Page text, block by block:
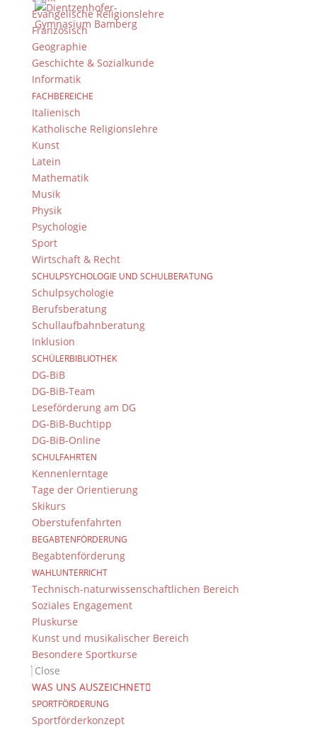
Evangelische Religionslehre
Französisch
Geographie
Geschichte & Sozialkunde
Informatik
FACHBEREICHE
Italienisch
Katholische Religionslehre
Kunst
Latein
Mathematik
Musik
Physik
Psychologie
Sport
Wirtschaft & Recht
SCHULPSYCHOLOGIE UND SCHULBERATUNG
Schulpsychologie
Berufsberatung
Schullaufbahnberatung
Inklusion
SCHÜLERBIBLIOTHEK
DG-BiB
DG-BiB-Team
Leseförderung am DG
DG-BiB-Buchtipp
DG-BiB-Online
SCHULFAHRTEN
Kennenlerntage
Tage der Orientierung
Skikurs
Oberstufenfahrten
BEGABTENFÖRDERUNG
Begabtenförderung
WAHLUNTERRICHT
Technisch-naturwissenschaftlichen Bereich
Soziales Engagement
Pluskurse
Kunst und musikalischer Bereich
Besondere Sportkurse
Close
WAS UNS AUSZEICHNET
SPORTFÖRDERUNG
Sportförderkonzept
Folgen Sie demDG RSS Feed
Kontakt Webteam
Kontaktieren Sie das Webteam
© 2015-2017 Dientzenhofer-Gymnasium Bamberg -